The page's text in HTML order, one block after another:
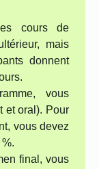
cours de
mais
donnent
vous
et oral). Pour
vous devez
final, vous